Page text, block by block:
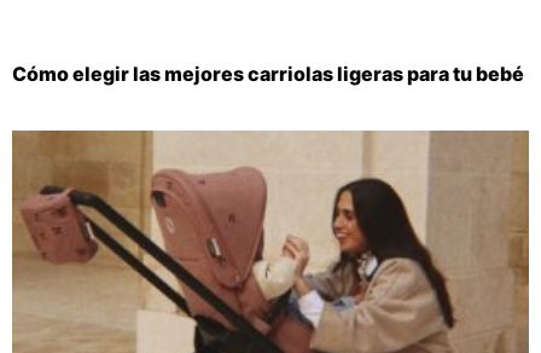
Cómo elegir las mejores carriolas ligeras para tu bebé